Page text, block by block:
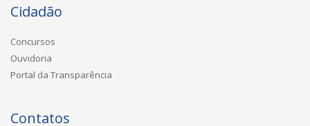
Cidadão
Concursos
Ouvidoria
Portal da Transparência
Contatos